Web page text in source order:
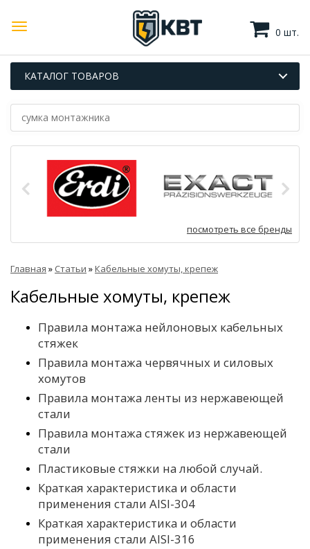
0 шт.
КАТАЛОГ ТОВАРОВ
посмотреть все бренды
Главная » Статьи »Кабельные хомуты, крепеж
Кабельные хомуты, крепеж
Правила монтажа нейлоновых кабельных
стяжек
Правила монтажа червячных и силовых
хомутов
Правила монтажа ленты из нержавеющей
стали
Правила монтажа стяжек из нержавеющей
стали
Пластиковые стяжки на любой случай.
Краткая характеристика и области
применения стали AISI-304
Краткая характеристика и области
применения стали AISI-316